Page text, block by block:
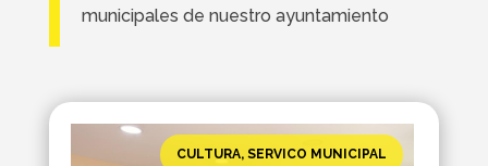
municipales de nuestro ayuntamiento
CULTURA,SERVICO MUNICIPAL